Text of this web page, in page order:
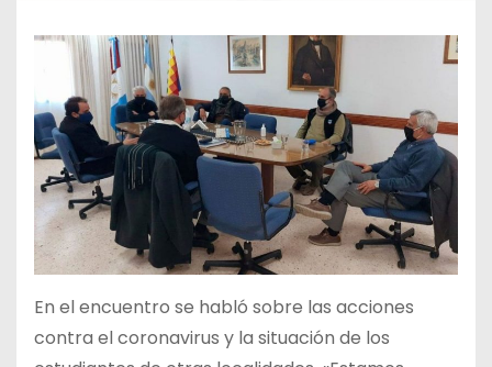
En el encuentro se habló sobre las acciones
contra el coronavirus y la situación de los